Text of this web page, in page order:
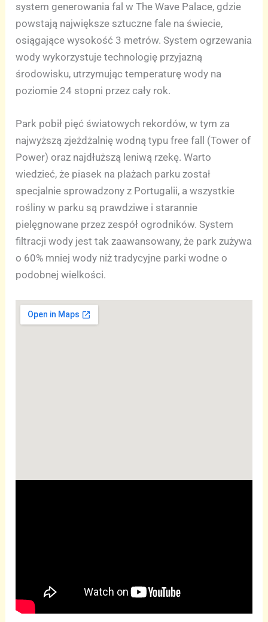
system generowania fal w The Wave Palace, gdzie
powstają największe sztuczne fale na świecie,
osiągające wysokość 3 metrów. System ogrzewania
wody wykorzystuje technologię przyjazną
środowisku, utrzymując temperaturę wody na
poziomie 24 stopni przez cały rok.
Park pobił pięć światowych rekordów, w tym za
najwyższą zjeżdżalnię wodną typu free fall (Tower of
Power) oraz najdłuższą leniwą rzekę. Warto
wiedzieć, że piasek na plażach parku został
specjalnie sprowadzony z Portugalii, a wszystkie
rośliny w parku są prawdziwe i starannie
pielęgnowane przez zespół ogrodników. System
filtracji wody jest tak zaawansowany, że park zużywa
o 60% mniej wody niż tradycyjne parki wodne o
podobnej wielkości.